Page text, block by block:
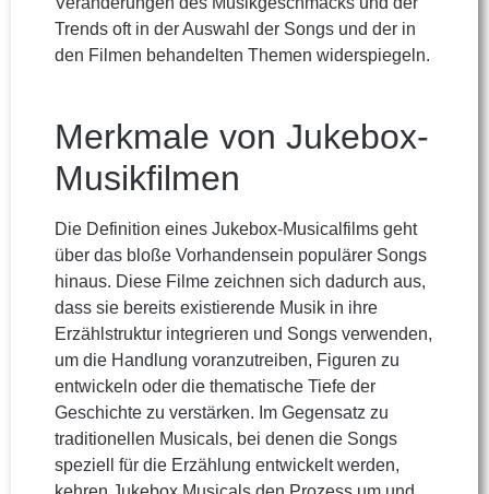
Trends oft in der Auswahl der Songs und der in
den Filmen behandelten Themen widerspiegeln.
Merkmale von Jukebox-
Musikfilmen
Die Definition eines Jukebox-Musicalfilms geht
über das bloße Vorhandensein populärer Songs
hinaus. Diese Filme zeichnen sich dadurch aus,
dass sie bereits existierende Musik in ihre
Erzählstruktur integrieren und Songs verwenden,
um die Handlung voranzutreiben, Figuren zu
entwickeln oder die thematische Tiefe der
Geschichte zu verstärken. Im Gegensatz zu
traditionellen Musicals, bei denen die Songs
speziell für die Erzählung entwickelt werden,